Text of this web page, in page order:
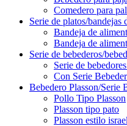
Comedero para
Serie de platos/
Bandeja de
Bandeja de
Serie de bebederos/
Serie de
Con Serie
Bebedero Plasson/Serie
Pollo Tipo Plasson
Plasson tipo pato
Plasson estilo